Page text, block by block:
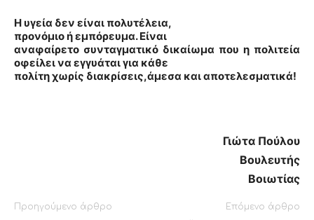
Η υγεία δεν είναι πολυτέλεια,
προνόμιο ή εμπόρευμα.Είναι
αναφαίρετο συνταγματικό δικαίωμα που η πολιτεία
οφείλει να εγγυάται για κάθε
πολίτη χωρίς διακρίσεις,άμεσα και αποτελεσματικά!
Γιώτα Πούλου
Βουλευτής
Βοιωτίας
Προηγούμενο άρθρο Επόμενο άρθρο